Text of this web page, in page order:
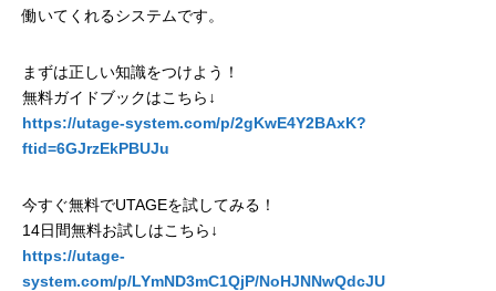
働いてくれるシステムです。
まずは正しい知識をつけよう！
無料ガイドブックはこちら↓
https://utage-system.com/p/2gKwE4Y2BAxK?
ftid=6GJrzEkPBUJu
今すぐ無料でUTAGEを試してみる！
14日間無料お試しはこちら↓
https://utage-
system.com/p/LYmND3mC1QjP/NoHJNNwQdcJU